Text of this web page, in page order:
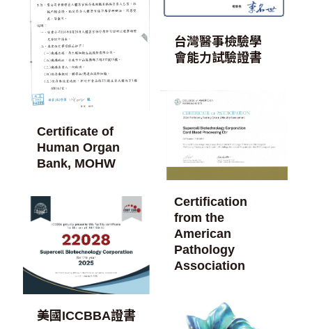
Certificate of
Human Organ
Bank, MOHW
台灣醫事檢驗學
會能力試驗證書
Certification
from the
American
Pathology
Association
美國ICCBBA證書